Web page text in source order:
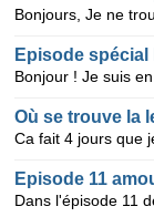
Episode
Episode 11